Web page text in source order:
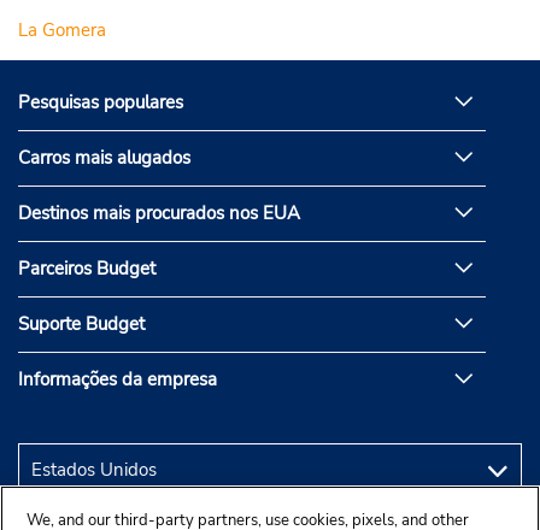
La Gomera
Pesquisas populares
Carros mais alugados
Destinos mais procurados nos EUA
Parceiros Budget
Suporte Budget
Informações da empresa
We, and our third-party partners, use cookies, pixels, and other